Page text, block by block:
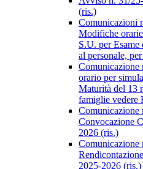
(ris.)
Comunicazioni
Modifiche
S.U. per
al personale,
orario per
Maturità del 13
famiglie vedere
Comunicazione
Convocazione
2026 (ris.)
Comunicazione
2025-2026 (ris.)